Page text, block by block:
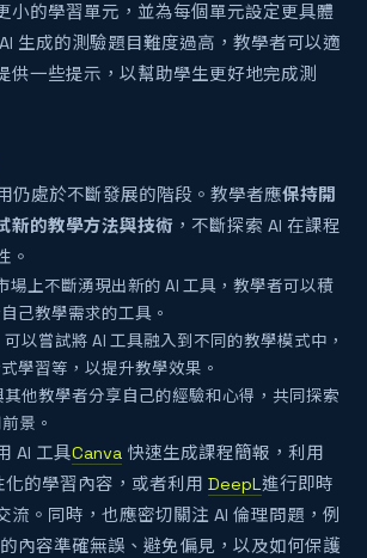
小的學習單元，並為每個單元設定更具體
生成的測驗題目難度過高，教學者可以適
供一些提示，以幫助學生更好地完成測
仍處於不斷發展的階段。教學者應保持開
新的教學方法與技術 ，不斷探索 AI 在課程
。
場上不斷湧現出新的 AI 工具，教學者可以積
己教學需求的工具。
可以嘗試將 AI 工具融入到不同的教學模式中，
學習等，以提升教學效果。
其他教學者分享自己的經驗和心得，共同探索
景。
AI 工具Canva 快速生成課程簡報，利用
化的學習內容，或者利用 DeepL進行即時
流。同時，也應密切關注 AI 倫理問題，例
內容準確無誤、避免偏見，以及如何保護